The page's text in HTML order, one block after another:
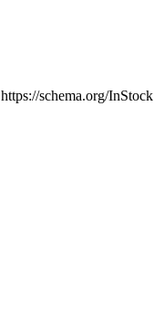
https://schema.org/InStock